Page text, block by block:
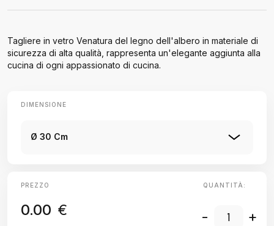
Tagliere in vetro Venatura del legno dell'albero in materiale di
sicurezza di alta qualità, rappresenta un'elegante aggiunta alla
cucina di ogni appassionato di cucina.
DIMENSIONE
Ø 30 Cm
PREZZO
0.00 €
QUANTITÀ:
- +